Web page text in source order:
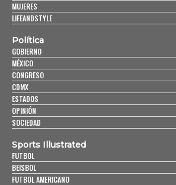
MUJERES
LIFEANDSTYLE
Política
GOBIERNO
MÉXICO
CONGRESO
CDMX
ESTADOS
OPINIÓN
SOCIEDAD
Sports Illustrated
FUTBOL
BEISBOL
FUTBOL AMERICANO